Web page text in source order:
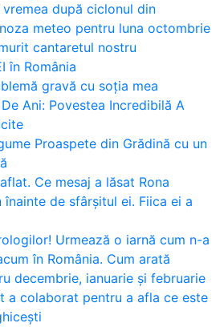
după ciclonul din
meteo pentru luna octombrie
cantaretul nostru
în România
gravă cu soția mea
Ani: Povestea Incredibilă A
Proaspete din Grădină cu un
Ce mesaj a lăsat Rona
înainte de sfârșitul ei. Fiica ei a
Urmează o iarnă cum n-a
în România. Cum arată
decembrie, ianuarie și februarie
a colaborat pentru a afla ce este